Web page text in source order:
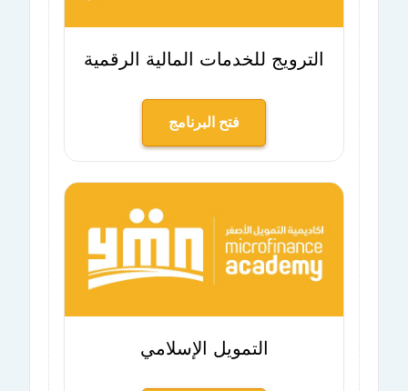
الترويج للخدمات المالية الرقمية
فتح البرنامج
التمويل الإسلامي